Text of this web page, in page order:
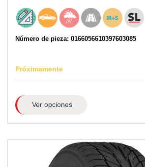
Número de pieza: 0166056610397603085
Próximamente
Ver opciones